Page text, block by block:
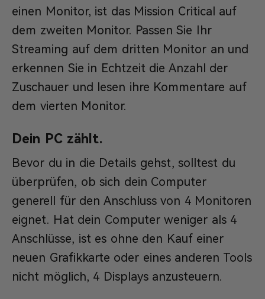
einen Monitor, ist das Mission Critical auf
dem zweiten Monitor. Passen Sie Ihr
Streaming auf dem dritten Monitor an und
erkennen Sie in Echtzeit die Anzahl der
Zuschauer und lesen ihre Kommentare auf
dem vierten Monitor.
Dein PC zählt.
Bevor du in die Details gehst, solltest du
überprüfen, ob sich dein Computer
generell für den Anschluss von 4 Monitoren
eignet. Hat dein Computer weniger als 4
Anschlüsse, ist es ohne den Kauf einer
neuen Grafikkarte oder eines anderen Tools
nicht möglich, 4 Displays anzusteuern.